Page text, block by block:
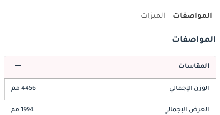
المواصفات الميزات
المواصفات
المقاسات
الوزن الإجمالي 4456 مم
العرض الإجمالي 1994 مم